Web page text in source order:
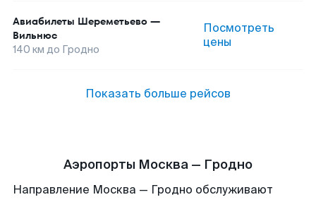
Авиабилеты Шереметьево —
Вильнюс
140 км до Гродно
Посмотреть
цены
Показать больше рейсов
Аэропорты Москва — Гродно
Направление Москва — Гродно обслуживают